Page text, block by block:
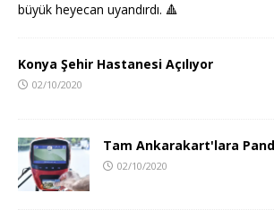
büyük heyecan uyandırdı. 🔺
Konya Şehir Hastanesi Açılıyor
02/10/2020
Tam Ankarakart'lara
02/10/2020